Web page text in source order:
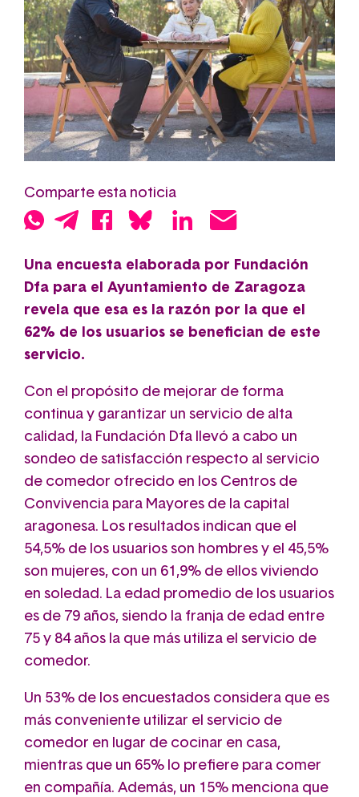
Comparte esta noticia
Una encuesta elaborada por Fundación
Dfa para el Ayuntamiento de Zaragoza
revela que esa es la razón por la que el
62% de los usuarios se benefician de este
servicio.
Con el propósito de mejorar de forma
continua y garantizar un servicio de alta
calidad, la Fundación Dfa llevó a cabo un
sondeo de satisfacción respecto al servicio
de comedor ofrecido en los Centros de
Convivencia para Mayores de la capital
aragonesa. Los resultados indican que el
54,5% de los usuarios son hombres y el 45,5%
son mujeres, con un 61,9% de ellos viviendo
en soledad. La edad promedio de los usuarios
es de 79 años, siendo la franja de edad entre
75 y 84 años la que más utiliza el servicio de
comedor.
Un 53% de los encuestados considera que es
más conveniente utilizar el servicio de
comedor en lugar de cocinar en casa,
mientras que un 65% lo prefiere para comer
en compañía. Además, un 15% menciona que